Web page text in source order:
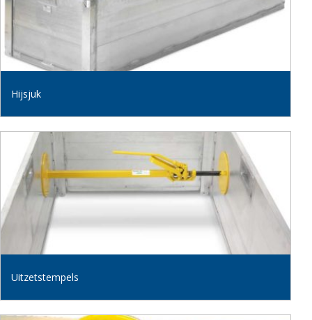
Hijsjuk
Uitzetstempels